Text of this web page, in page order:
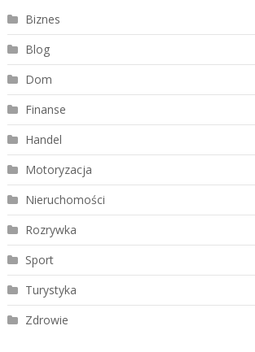
Biznes
Blog
Dom
Finanse
Handel
Motoryzacja
Nieruchomości
Rozrywka
Sport
Turystyka
Zdrowie